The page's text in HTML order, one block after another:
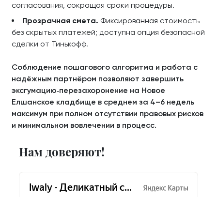
согласования, сокращая сроки процедуры.
Прозрачная смета. Фиксированная стоимость
без скрытых платежей; доступна опция безопасной
сделки от Тинькофф.
Соблюдение пошагового алгоритма и работа с
надёжным партнёром позволяют завершить
эксгумацию‑перезахоронение на Новое
Елшанское кладбище в среднем за 4–6 недель
максимум при полном отсутствии правовых рисков
и минимальном вовлечении в процесс.
Нам доверяют!